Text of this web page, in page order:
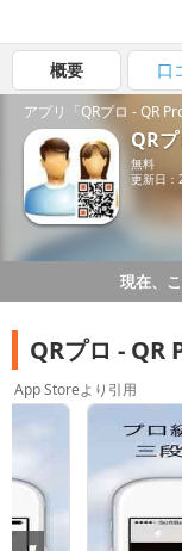
概要 口
アプリ「QRプロ - QR
QR
無料
更新日
現在、
QRプロ - QR
App Storeより引用